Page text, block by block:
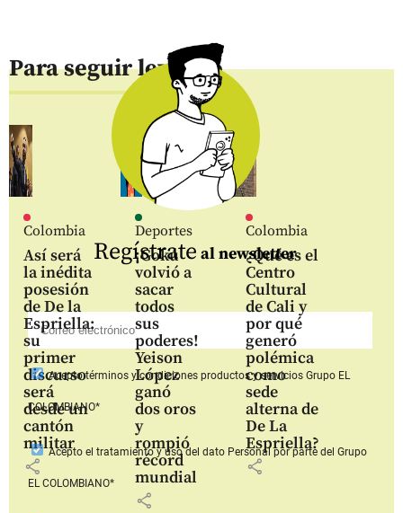
Para seguir leyendo
Colombia
Así será
la inédita
posesión
de De la
Espriella:
su
primer
discurso
será
desde un
cantón
militar
share
Deportes
¡Gokú
volvió a
sacar
todos
sus
poderes!
Yeison
López
ganó
dos oros
y
rompió
récord
mundial
share
Colombia
¿Qué es el
Centro
Cultural
de Cali y
por qué
generó
polémica
como
sede
alterna de
De La
Espriella?
share
Regístrate al newsletter
Aceptotérminos y condiciones productos y serviciosGrupo EL
COLOMBIANO*
Acepto el tratamiento y uso del dato Personalpor parte del Grupo
EL COLOMBIANO*